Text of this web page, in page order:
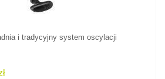
i tradycyjny system oscylacji